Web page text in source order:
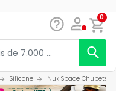
0
Silicone Nuk Space Chupete